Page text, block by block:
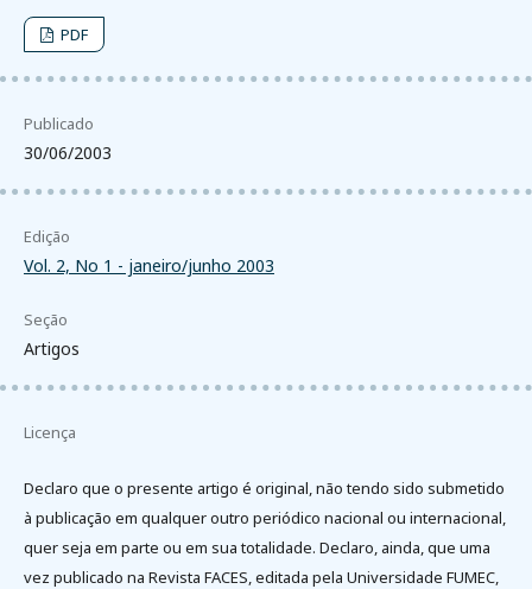
PDF
Publicado
30/06/2003
Edição
Vol. 2, No 1 - janeiro/junho 2003
Seção
Artigos
Licença
Declaro que o presente artigo é original, não tendo sido submetido
à publicação em qualquer outro periódico nacional ou internacional,
quer seja em parte ou em sua totalidade. Declaro, ainda, que uma
vez publicado na Revista FACES, editada pela Universidade FUMEC,